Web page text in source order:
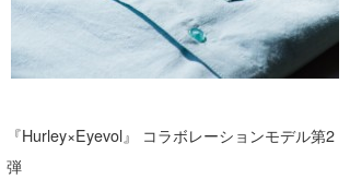
『Hurley×Eyevol』 コラボレーションモデル第2
弾